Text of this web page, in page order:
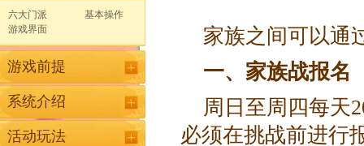
六大门派
基本操作
游戏界面
游戏前提
系统介绍
活动玩法
家族之间可以通
一、家族战报名
周日至周四每天
必须在挑战前进行